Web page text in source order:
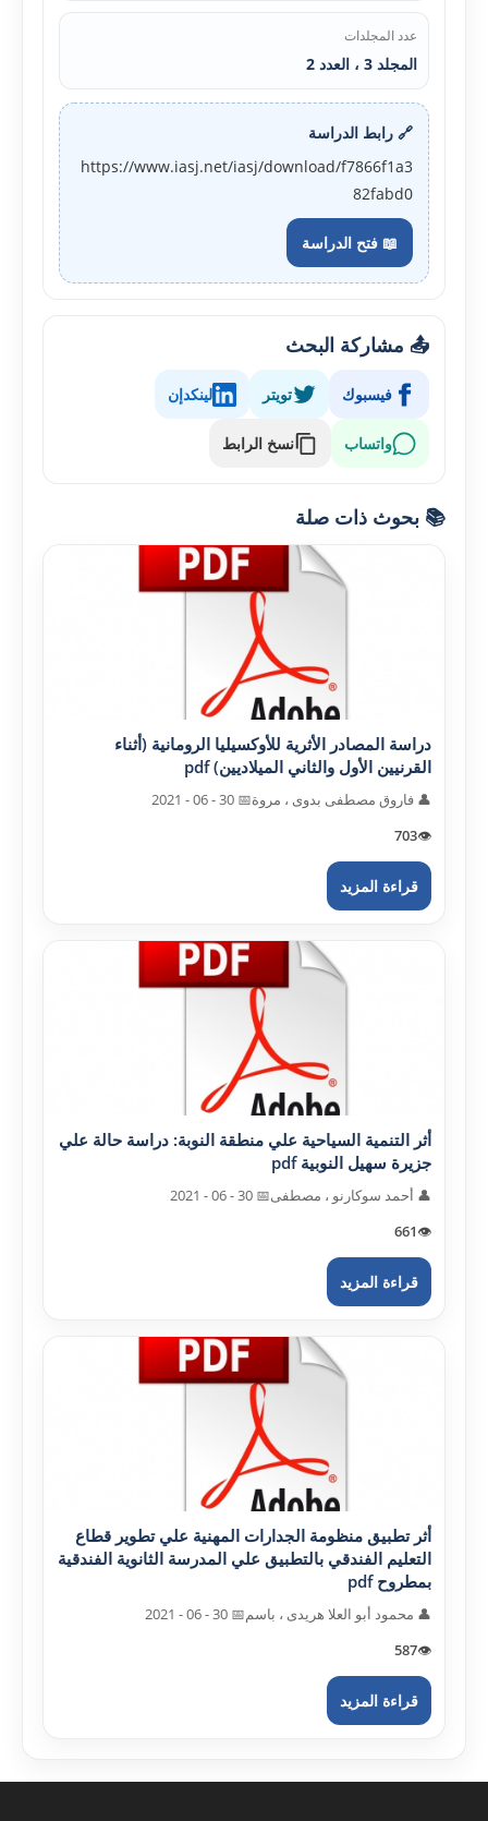
عدد المجلدات
المجلد 3 ، العدد 2
🔗 رابط الدراسة
https://www.iasj.net/iasj/download/f7866f1a3
82fabd0
📖 فتح الدراسة
📤 مشاركة البحث
فيسبوك تويتر لينكدإن
واتساب نسخ الرابط
📚 بحوث ذات صلة
دراسة المصادر الأثرية للأوکسيليا الرومانية (أثناء
القرنيين الأول والثاني الميلاديين) pdf
👤 فاروق مصطفى بدوى ، مروة📅 30 - 06 - 2021
👁️
703
قراءة المزيد
أثر التنمية السياحية علي منطقة النوبة: دراسة حالة علي
جزيرة سهيل النوبية pdf
👤 أحمد سوکارنو ، مصطفى📅 30 - 06 - 2021
👁️
661
قراءة المزيد
أثر تطبيق منظومة الجدارات المهنية علي تطوير قطاع
التعليم الفندقي بالتطبيق علي المدرسة الثانوية الفندقية
بمطروح pdf
👤 محمود أبو العلا هريدى ، باسم📅 30 - 06 - 2021
👁️
587
قراءة المزيد